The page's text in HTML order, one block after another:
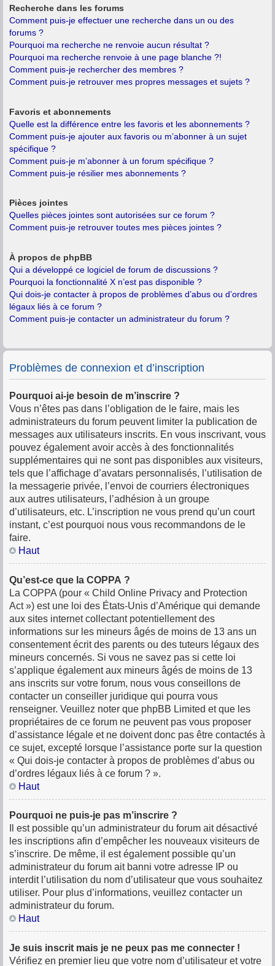
Recherche dans les forums
Comment puis-je effectuer une recherche dans un ou des
forums ?
Pourquoi ma recherche ne renvoie aucun résultat ?
Pourquoi ma recherche renvoie à une page blanche ?!
Comment puis-je rechercher des membres ?
Comment puis-je retrouver mes propres messages et sujets ?
Favoris et abonnements
Quelle est la différence entre les favoris et les abonnements ?
Comment puis-je ajouter aux favoris ou m’abonner à un sujet
spécifique ?
Comment puis-je m’abonner à un forum spécifique ?
Comment puis-je résilier mes abonnements ?
Pièces jointes
Quelles pièces jointes sont autorisées sur ce forum ?
Comment puis-je retrouver toutes mes pièces jointes ?
À propos de phpBB
Qui a développé ce logiciel de forum de discussions ?
Pourquoi la fonctionnalité X n’est pas disponible ?
Qui dois-je contacter à propos de problèmes d’abus ou d’ordres
légaux liés à ce forum ?
Comment puis-je contacter un administrateur du forum ?
Problèmes de connexion et d’inscription
Pourquoi ai-je besoin de m’inscrire ?
Vous n’êtes pas dans l’obligation de le faire, mais les
administrateurs du forum peuvent limiter la publication de
messages aux utilisateurs inscrits. En vous inscrivant, vous
pouvez également avoir accès à des fonctionnalités
supplémentaires qui ne sont pas disponibles aux visiteurs,
tels que l’affichage d’avatars personnalisés, l’utilisation de
la messagerie privée, l’envoi de courriers électroniques
aux autres utilisateurs, l’adhésion à un groupe
d’utilisateurs, etc. L’inscription ne vous prend qu’un court
instant, c’est pourquoi nous vous recommandons de le
faire.
Haut
Qu’est-ce que la COPPA ?
La COPPA (pour « Child Online Privacy and Protection
Act ») est une loi des États-Unis d’Amérique qui demande
aux sites internet collectant potentiellement des
informations sur les mineurs âgés de moins de 13 ans un
consentement écrit des parents ou des tuteurs légaux des
mineurs concernés. Si vous ne savez pas si cette loi
s’applique également aux mineurs âgés de moins de 13
ans inscrits sur votre forum, nous vous conseillons de
contacter un conseiller juridique qui pourra vous
renseigner. Veuillez noter que phpBB Limited et que les
propriétaires de ce forum ne peuvent pas vous proposer
d’assistance légale et ne doivent donc pas être contactés à
ce sujet, excepté lorsque l’assistance porte sur la question
« Qui dois-je contacter à propos de problèmes d’abus ou
d’ordres légaux liés à ce forum ? ».
Haut
Pourquoi ne puis-je pas m’inscrire ?
Il est possible qu’un administrateur du forum ait désactivé
les inscriptions afin d’empêcher les nouveaux visiteurs de
s’inscrire. De même, il est également possible qu’un
administrateur du forum ait banni votre adresse IP ou
interdit l’utilisation du nom d’utilisateur que vous souhaitez
utiliser. Pour plus d’informations, veuillez contacter un
administrateur du forum.
Haut
Je suis inscrit mais je ne peux pas me connecter !
Vérifiez en premier lieu que votre nom d’utilisateur et votre